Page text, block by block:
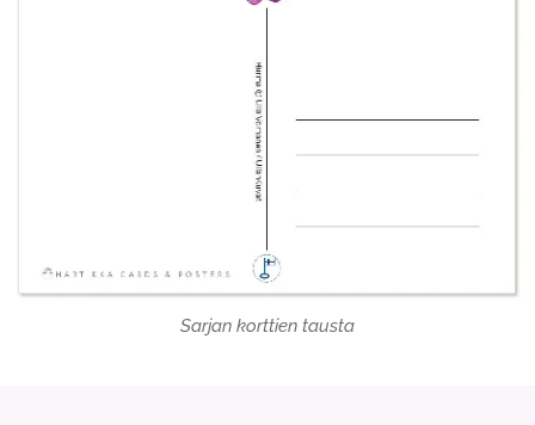
Sarjan korttien tausta